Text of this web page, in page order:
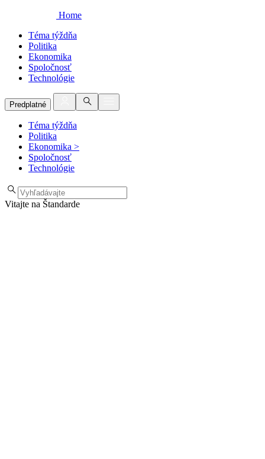
Home
Téma týždňa
Politika
Ekonomika
Spoločnosť
Technológie
Predplatné
Téma týždňa
Politika
Ekonomika >
Spoločnosť
Technológie
Vitajte na Štandarde